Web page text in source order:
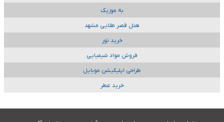
به موزیک
هتل قصر طلایی مشهد
خرید تور
فروش مواد شیمیایی
طراحی اپلیکیشن موبایل
خرید عطر